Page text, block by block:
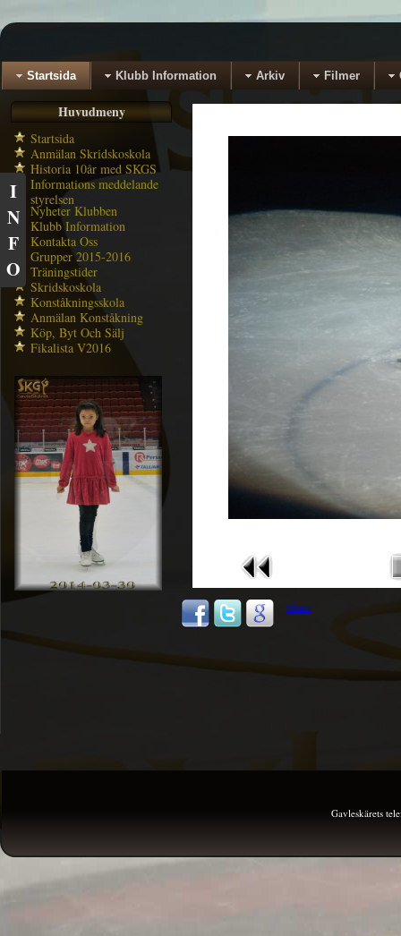
Startsida Klubb Information Arkiv Filmer
Huvudmeny
Startsida
Anmälan Skridskoskola
Historia 10år med SKGS
Informations meddelande
styrelsen
Nyheter Klubben
Klubb Information
Kontakta Oss
Grupper 2015-2016
Träningstider
Skridskoskola
Konståkningsskola
Anmälan Konståkning
Köp, Byt Och Sälj
Fikalista V2016
Share
I
N
F
O
Gavleskärets